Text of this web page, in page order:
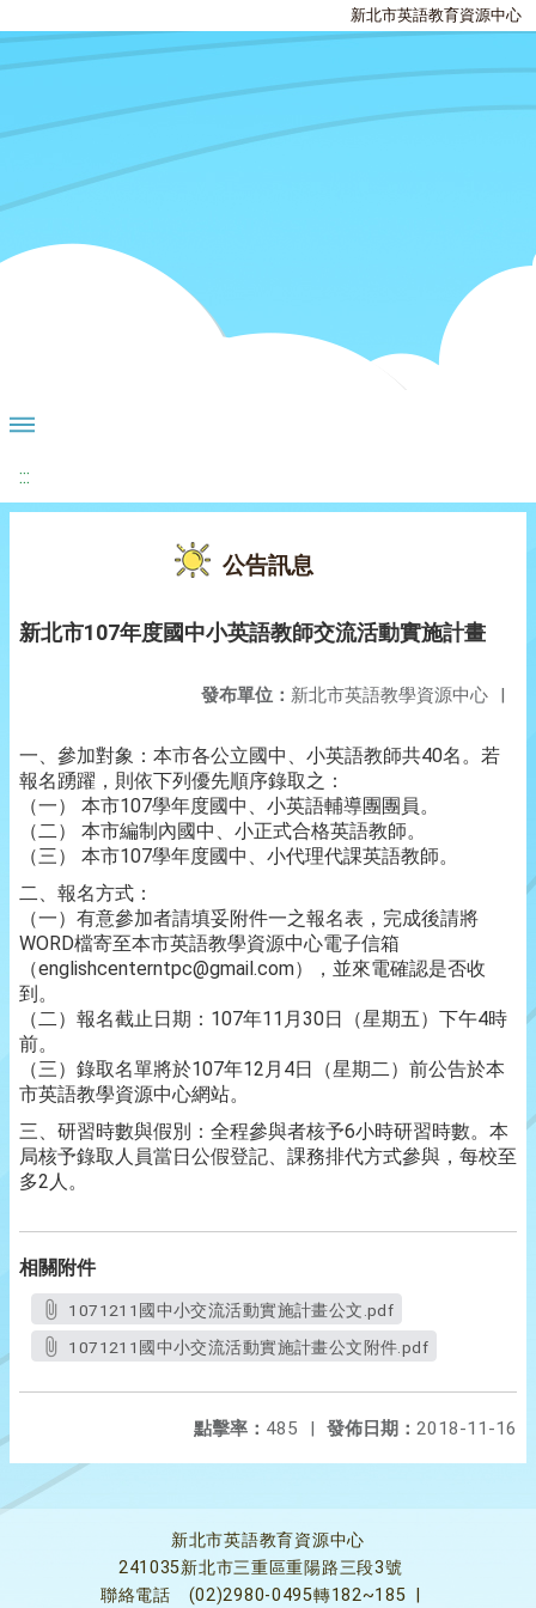
新北市英語教育資源中心
:::
公告訊息
新北市107年度國中小英語教師交流活動實施計畫
發布單位： 新北市英語教學資源中心 |
一、參加對象：本市各公立國中、小英語教師共40名。若
報名踴躍，則依下列優先順序錄取之：
（一） 本市107學年度國中、小英語輔導團團員。
（二） 本市編制內國中、小正式合格英語教師。
（三） 本市107學年度國中、小代理代課英語教師。
二、報名方式：
（一）有意參加者請填妥附件一之報名表，完成後請將
WORD檔寄至本市英語教學資源中心電子信箱
（englishcenterntpc@gmail.com），並來電確認是否收
到。
（二）報名截止日期：107年11月30日（星期五）下午4時
前。
（三）錄取名單將於107年12月4日（星期二）前公告於本
市英語教學資源中心網站。
三、研習時數與假別：全程參與者核予6小時研習時數。本
局核予錄取人員當日公假登記、課務排代方式參與，每校至
多2人。
相關附件
1071211國中小交流活動實施計畫公文.pdf
1071211國中小交流活動實施計畫公文附件.pdf
發佈日期： 2018-11-16
點擊率： 485 |
新北市英語教育資源中心
241035新北市三重區重陽路三段3號
聯絡電話
(02)2980-0495轉182~185